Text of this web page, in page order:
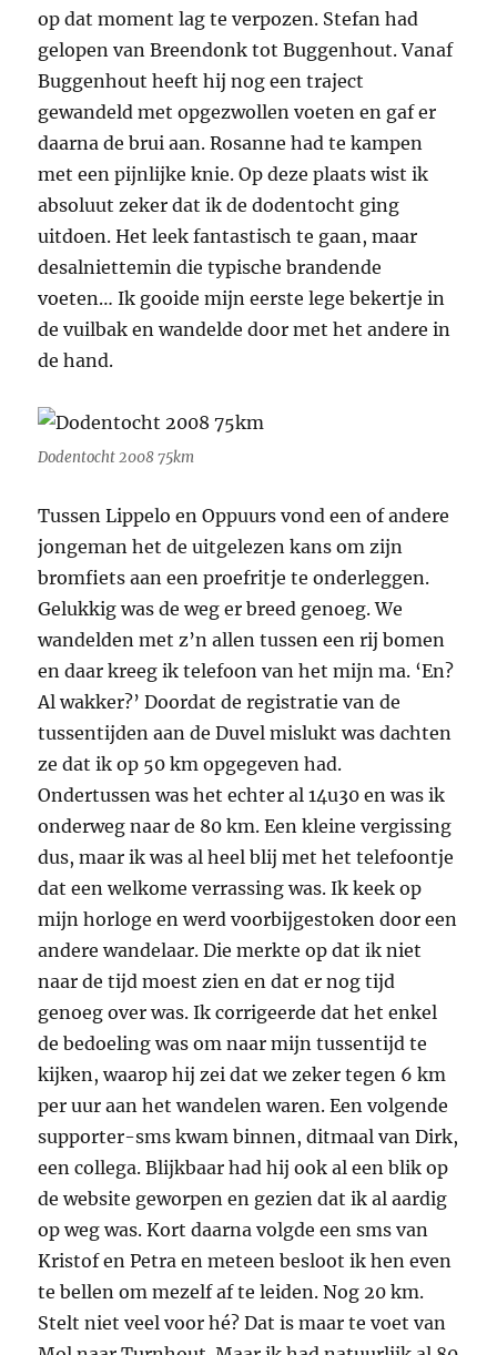
op dat moment lag te verpozen. Stefan had
gelopen van Breendonk tot Buggenhout. Vanaf
Buggenhout heeft hij nog een traject
gewandeld met opgezwollen voeten en gaf er
daarna de brui aan. Rosanne had te kampen
met een pijnlijke knie. Op deze plaats wist ik
absoluut zeker dat ik de dodentocht ging
uitdoen. Het leek fantastisch te gaan, maar
desalniettemin die typische brandende
voeten… Ik gooide mijn eerste lege bekertje in
de vuilbak en wandelde door met het andere in
de hand.
Dodentocht 2008 75km
Tussen Lippelo en Oppuurs vond een of andere
jongeman het de uitgelezen kans om zijn
bromfiets aan een proefritje te onderleggen.
Gelukkig was de weg er breed genoeg. We
wandelden met z’n allen tussen een rij bomen
en daar kreeg ik telefoon van het mijn ma. ‘En?
Al wakker?’ Doordat de registratie van de
tussentijden aan de Duvel mislukt was dachten
ze dat ik op 50 km opgegeven had.
Ondertussen was het echter al 14u30 en was ik
onderweg naar de 80 km. Een kleine vergissing
dus, maar ik was al heel blij met het telefoontje
dat een welkome verrassing was. Ik keek op
mijn horloge en werd voorbijgestoken door een
andere wandelaar. Die merkte op dat ik niet
naar de tijd moest zien en dat er nog tijd
genoeg over was. Ik corrigeerde dat het enkel
de bedoeling was om naar mijn tussentijd te
kijken, waarop hij zei dat we zeker tegen 6 km
per uur aan het wandelen waren. Een volgende
supporter-sms kwam binnen, ditmaal van Dirk,
een collega. Blijkbaar had hij ook al een blik op
de website geworpen en gezien dat ik al aardig
op weg was. Kort daarna volgde een sms van
Kristof en Petra en meteen besloot ik hen even
te bellen om mezelf af te leiden. Nog 20 km.
Stelt niet veel voor hé? Dat is maar te voet van